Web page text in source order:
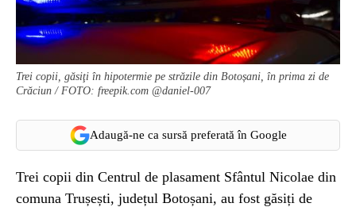
Trei copii, găsiţi în hipotermie pe străzile din Botoșani, în prima zi de
Crăciun / FOTO: freepik.com @daniel-007
Adaugă-ne ca sursă preferată în Google
Trei copii din Centrul de plasament Sfântul Nicolae din
comuna Trușești, județul Botoșani, au fost găsiți de